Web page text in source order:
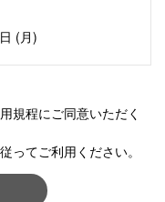
(月)
規程にご同意いただく
ってご利用ください。